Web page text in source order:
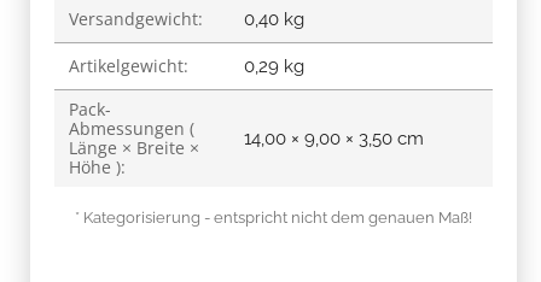
Versandgewicht:
0,40 kg
Artikelgewicht: 0,29 kg
Pack-
Abmessungen (
Länge × Breite ×
Höhe ):
14,00 × 9,00 × 3,50 cm
* Kategorisierung - entspricht nicht dem genauen Maß!